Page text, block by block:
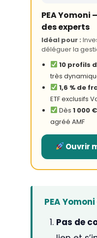
PEA Yomoni
des experts
Idéal pour :
déléguer la
10 profils
très
1,6 % de
ETF exclusifs
Dès 1 000 €
agréé AMF
Ouvrir
PEA
Pas de